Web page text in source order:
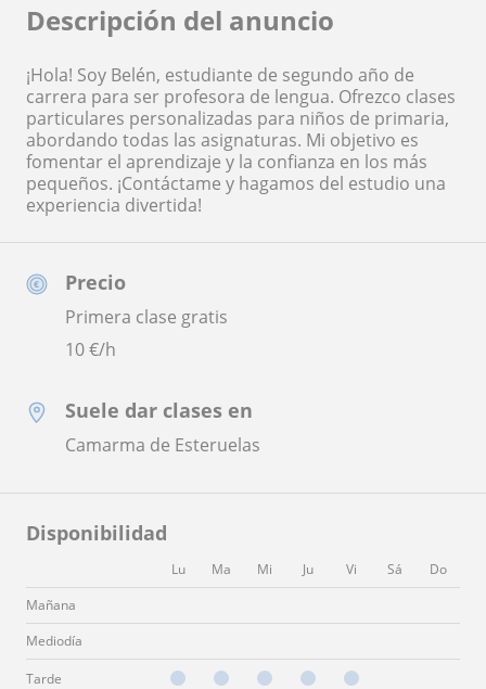
Precio
Primera clase gratis
10€/h
Suele dar clases en
Camarma de Esteruelas
Disponibilidad
Lu Ma Mi Ju Vi Sá
Do
Mañana
Mediodía
Tarde
Descripción del anuncio
¡Hola! Soy Belén, estudiante de segundo año de
carrera para ser profesora de lengua. Ofrezco clases
particulares personalizadas para niños de primaria,
abordando todas las asignaturas. Mi objetivo es
fomentar el aprendizaje y la confianza en los más
pequeños. ¡Contáctame y hagamos del estudio una
experiencia divertida!